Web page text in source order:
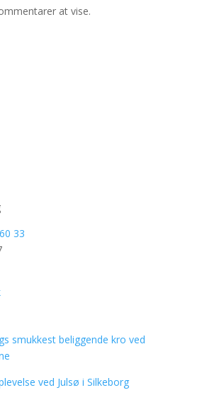
at vise.
33
smukkest beliggende kro ved
ved Julsø i Silkeborg